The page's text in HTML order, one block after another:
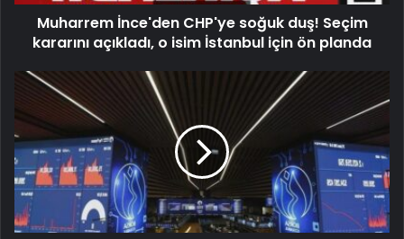
Muharrem İnce'den CHP'ye soğuk duş! Seçim
kararını açıkladı, o isim İstanbul için ön planda